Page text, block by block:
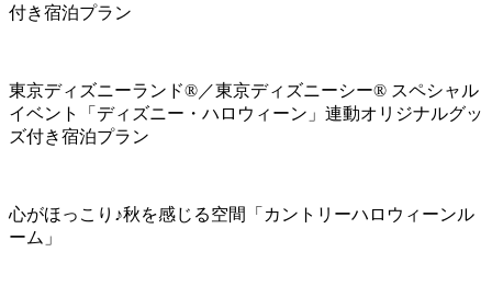
付き宿泊プラン
東京ディズニーランド®／東京ディズニーシー® スペシャル
イベント「ディズニー・ハロウィーン」連動オリジナルグッ
ズ付き宿泊プラン
心がほっこり♪秋を感じる空間「カントリーハロウィーンル
ーム」